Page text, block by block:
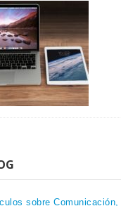
sobre Comunicación,